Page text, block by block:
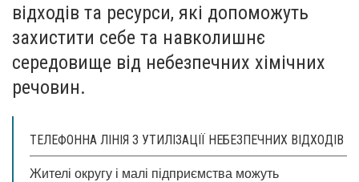
відходів та ресурси, які допоможуть
захистити себе та навколишнє
середовище від небезпечних хімічних
речовин.
ТЕЛЕФОННА ЛІНІЯ З УТИЛІЗАЦІЇ НЕБЕЗПЕЧНИХ ВІДХОДІВ
Жителі округу і малі підприємства можуть